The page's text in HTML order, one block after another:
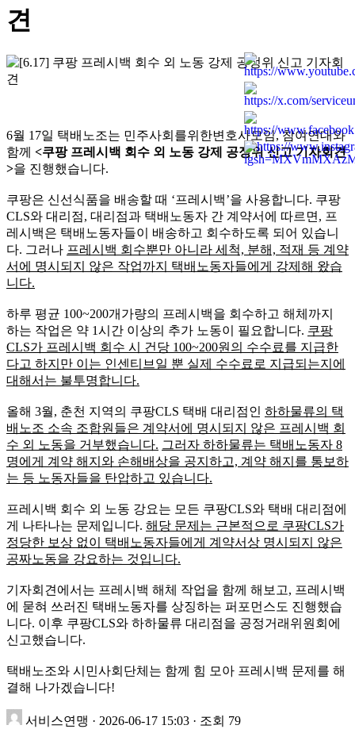
견
6월 17일 택배노조는 민주사회를위한변호사모임, 참여연대와
함께 <쿠팡 프레시백 회수 외 노동 강제 공정위 신고 기자회견
>을 진행했습니다.
쿠팡은 신선식품을 배송할 때 ‘프레시백’을 사용합니다. 쿠팡
CLS와 대리점, 대리점과 택배노동자 간 계약서에 따르면, 프
레시백은 택배노동자들이 배송하고 회수하도록 되어 있습니
다. 그러나 프레시백 회수뿐만 아니라 세척, 분해, 적재 등 계약
서에 명시되지 않은 작업까지 택배노동자들에게 강제해 왔습
니다.
하루 평균 100~200개가량의 프레시백을 회수하고 해체까지
하는 작업은 약 1시간 이상의 추가 노동이 필요합니다. 쿠팡
CLS가 프레시백 회수 시 건당 100~200원의 수수료를 지급한
다고 하지만 이는 인센티브일 뿐 실제 수수료로 지급되는지에
대해서는 불투명합니다.
올해 3월, 춘천 지역의 쿠팡CLS 택배 대리점인 하하물류의 택
배노조 소속 조합원들은 계약서에 명시되지 않은 프레시백 회
수 외 노동을 거부했습니다. 그러자 하하물류는 택배노동자 8
명에게 계약 해지와 손해배상을 공지하고, 계약 해지를 통보하
는 등 노동자들을 탄압하고 있습니다.
프레시백 회수 외 노동 강요는 모든 쿠팡CLS와 택배 대리점에
게 나타나는 문제입니다. 해당 문제는 근본적으로 쿠팡CLS가
정당한 보상 없이 택배노동자들에게 계약서상 명시되지 않은
공짜노동을 강요하는 것입니다.
기자회견에서는 프레시백 해체 작업을 함께 해보고, 프레시백
에 묻혀 쓰러진 택배노동자를 상징하는 퍼포먼스도 진행했습
니다. 이후 쿠팡CLS와 하하물류 대리점을 공정거래위원회에
신고했습니다.
택배노조와 시민사회단체는 함께 힘 모아 프레시백 문제를 해
결해 나가겠습니다!
서비스연맹 · 2026-06-17 15:03 · 조회 79